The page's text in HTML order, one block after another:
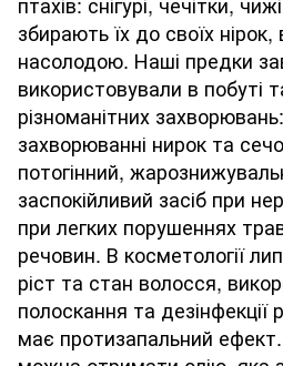
збирають їх до своїх
насолодою. Наші предки
використовували в побуті
різноманітних
захворюванні нирок та
потогінний,
заспокійливий засіб при
при легких порушеннях
речовин. В косметології
ріст та стан волосся,
полоскання та дезінфекції
має протизапальний